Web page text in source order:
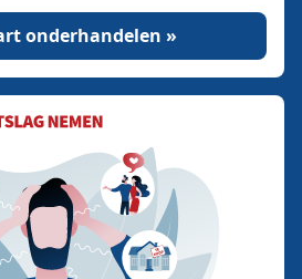
onderhandelen »